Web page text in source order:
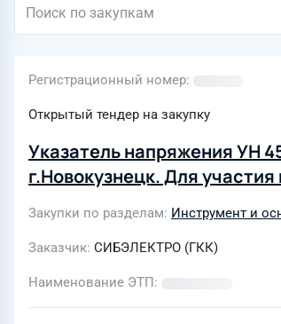
Регистрационный номер
Открытый тендер на закупку
Указатель напряжения УН
г.Новокузнецк. Для
Закупки по разделам Инструмент и
Заказчик СИБЭЛЕКТРО (ГКК)
Наименование ЭТП